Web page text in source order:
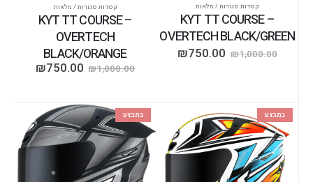
קסדות סגורות / מלאות
KYT TT COURSE –
OVERTECH BLACK/GREEN
₪1,000.00
₪750.00
קסדות סגורות / מלאות
KYT TT COURSE –
OVERTECH
BLACK/ORANGE
₪1,000.00
₪750.00
במבצע במבצע